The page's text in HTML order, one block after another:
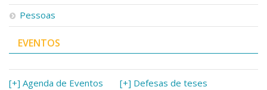
Pessoas
EVENTOS
[+] Agenda de Eventos [+] Defesas de teses